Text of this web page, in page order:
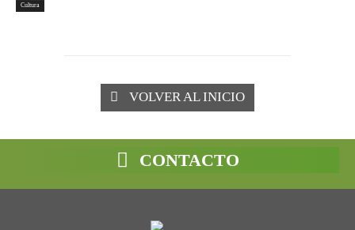
Cultura
VOLVER AL INICIO
CONTACTO